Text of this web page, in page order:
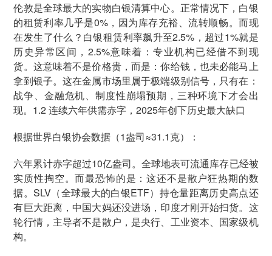
伦敦是全球最大的实物白银清算中心。正常情况下，白银
的租赁利率几乎是0%，因为库存充裕、流转顺畅。而现
在发生了什么？白银租赁利率飙升至2.5%，超过1%就是
历史异常区间，2.5%意味着：专业机构已经借不到现
货。这意味着不是价格贵，而是：你给钱，也未必能马上
拿到银子。这在金属市场里属于极端级别信号，只有在：
战争、金融危机、制度性崩塌预期，三种环境下才会出
现。1.2 连续六年供需赤字，2025年创下历史最大缺口
根据世界白银协会数据（1盎司≈31.1克）：
六年累计赤字超过10亿盎司。全球地表可流通库存已经被
实质性掏空。而最恐怖的是：这还不是散户狂热期的数
据。SLV（全球最大的白银ETF）持仓量距离历史高点还
有巨大距离，中国大妈还没进场，印度才刚开始扫货。这
轮行情，主导者不是散户，是央行、工业资本、国家级机
构。